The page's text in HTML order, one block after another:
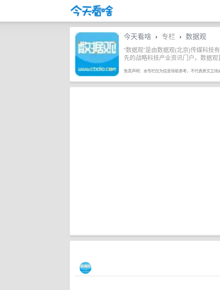
今天看啥 › 专栏 › 数据观
“数据观”是由数据观(北京)传媒科技
先的战略科技产业资讯门户。数据
免责声明：本专栏仅为信息导航参考，不代表原文立